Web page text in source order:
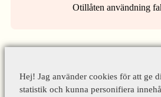
Otillåten användning
Hej! Jag använder cookies för att ge
statistik och kunna personifiera